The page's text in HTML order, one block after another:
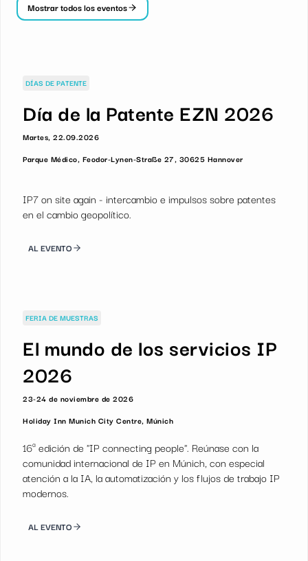
Mostrar todos los eventos
DÍAS DE PATENTE
Día de la Patente EZN 2026
Martes, 22.09.2026
Parque Médico, Feodor-Lynen-Straße 27, 30625 Hannover
IP7 on site again - intercambio e impulsos sobre patentes
en el cambio geopolítico.
AL EVENTO
FERIA DE MUESTRAS
El mundo de los servicios IP
2026
23-24 de noviembre de 2026
Holiday Inn Munich City Centre, Múnich
16ª edición de "IP connecting people". Reúnase con la
comunidad internacional de IP en Múnich, con especial
atención a la IA, la automatización y los flujos de trabajo IP
modernos.
AL EVENTO